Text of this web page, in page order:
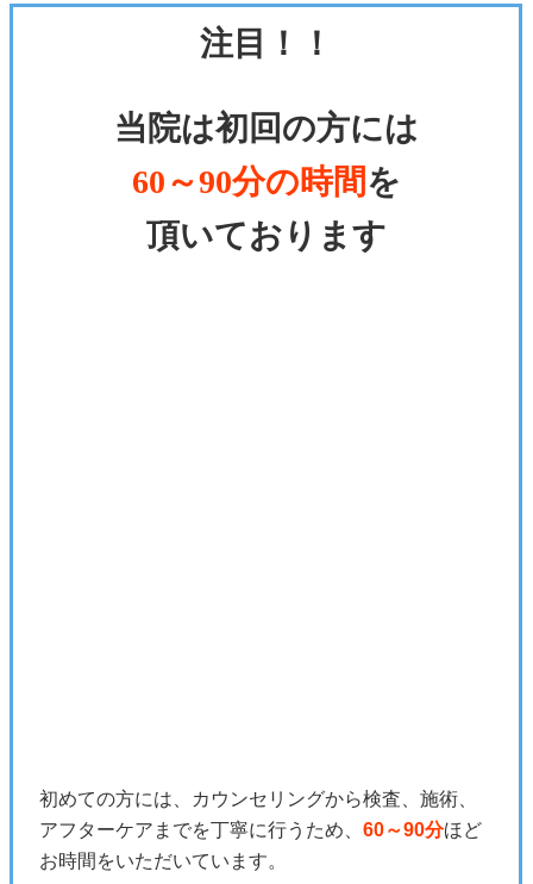
注目！！
当院は初回の方には
60～90分の時間を
頂いております
初めての方には、カウンセリングから検査、施術、
アフターケアまでを丁寧に行うため、60～90分ほど
お時間をいただいています。